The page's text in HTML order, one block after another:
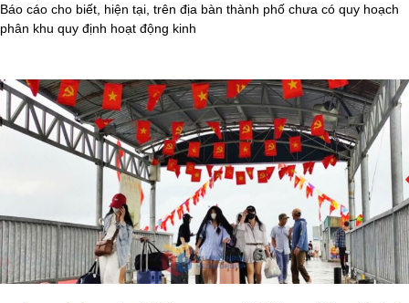
Báo cáo cho biết, hiện tại, trên địa bàn thành phố chưa có quy hoạch
phân khu quy định hoạt động kinh